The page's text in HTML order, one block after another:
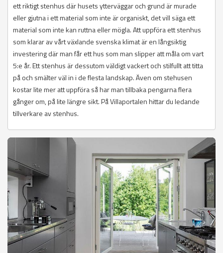
ett riktigt stenhus där husets ytterväggar och grund är murade
eller gjutna i ett material som inte är organiskt, det vill säga ett
material som inte kan ruttna eller mögla. Att uppföra ett stenhus
som klarar av vårt växlande svenska klimat är en långsiktig
investering där man får ett hus som man slipper att måla om vart
5:e år. Ett stenhus är dessutom väldigt vackert och stilfullt att titta
på och smälter väl in i de flesta landskap. Även om stehusen
kostar lite mer att uppföra så har man tillbaka pengarna flera
gånger om, på lite längre sikt. På Villaportalen hittar du ledande
tillverkare av stenhus.